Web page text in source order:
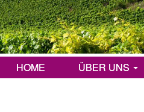
HOME ÜBER UNS